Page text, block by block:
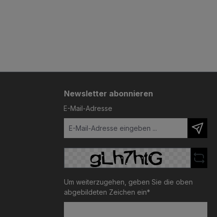
Newsletter abonnieren
E-Mail-Adresse
Um weiterzugehen, geben Sie die oben
abgebildeten Zeichen ein*